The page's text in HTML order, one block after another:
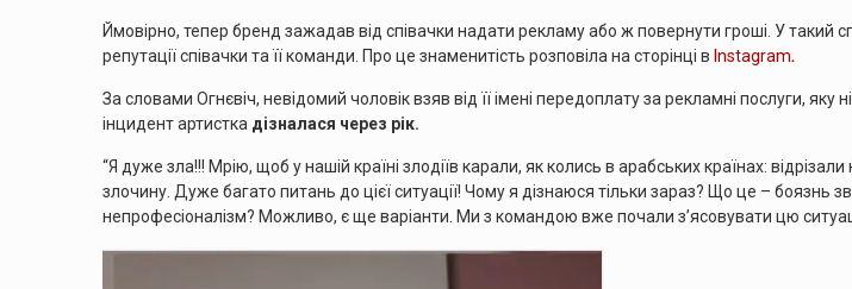
Ймовірно, тепер бренд зажадав від співачки надати рекламу або ж повернути гроші. У такий
репутації співачки та її команди. Про це знаменитість розповіла на сторінці в Instagram.
За словами Огнєвіч, невідомий чоловік взяв від її імені передоплату за рекламні послуги, яку
інцидент артистка дізналася через рік.
“Я дуже зла!!! Мрію, щоб у нашій країні злодіїв карали, як колись в арабських країнах: відрізали
злочину. Дуже багато питань до цієї ситуації! Чому я дізнаюся тільки зараз? Що це – боязнь
непрофесіоналізм? Можливо, є ще варіанти. Ми з командою вже почали з’ясовувати цю